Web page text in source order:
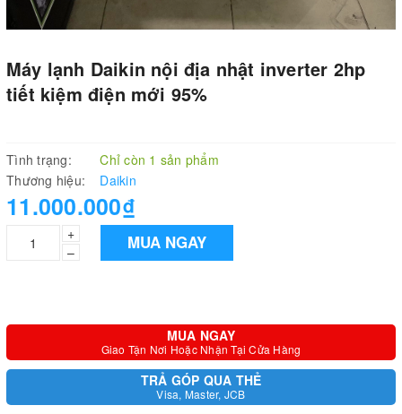
Máy lạnh Daikin nội địa nhật inverter 2hp
tiết kiệm điện mới 95%
Tình trạng:
Chỉ còn 1 sản phẩm
Thương hiệu:
Daikin
11.000.000₫
+
–
MUA NGAY
MUA NGAY
Giao Tận Nơi Hoặc Nhận Tại Cửa Hàng
TRẢ GÓP QUA THẺ
Visa, Master, JCB